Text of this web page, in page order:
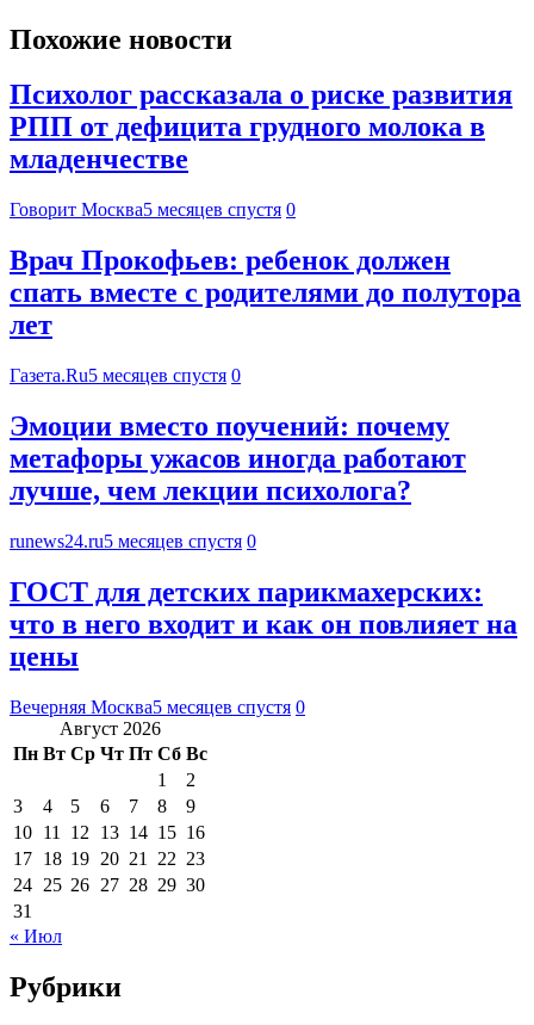
Похожие новости
Психолог рассказала о риске развития
РПП от дефицита грудного молока в
младенчестве
Говорит Москва5 месяцев спустя 0
Врач Прокофьев: ребенок должен
спать вместе с родителями до полутора
лет
Газета.Ru5 месяцев спустя 0
Эмоции вместо поучений: почему
метафоры ужасов иногда работают
лучше, чем лекции психолога?
runews24.ru5 месяцев спустя 0
ГОСТ для детских парикмахерских:
что в него входит и как он повлияет на
цены
Вечерняя Москва5 месяцев спустя 0
Август 2026
Пн Вт Ср Чт Пт Сб Вс
1
2
3
4 5 6 7 8
9
10 11 12 13 14 15 16
17 18 19 20 21 22 23
24 25 26 27 28 29 30
31
« Июл
Рубрики